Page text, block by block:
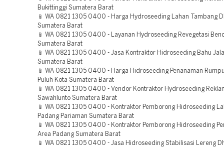
Bukittinggi Sumatera Barat
📱 WA 0821 1305 0400 - Harga Hydroseeding Lahan Tambang
Sumatera Barat
📱 WA 0821 1305 0400 - Layanan Hydroseeding Revegetasi
Sumatera Barat
📱 WA 0821 1305 0400 - Jasa Kontraktor Hidroseeding Bahu
Sumatera Barat
📱 WA 0821 1305 0400 - Harga Hidroseeding Penanaman
Puluh Kota Sumatera Barat
📱 WA 0821 1305 0400 - Vendor Kontraktor Hydroseeding
Sawahlunto Sumatera Barat
📱 WA 0821 1305 0400 - Kontraktor Pemborong Hidroseeding
Padang Pariaman Sumatera Barat
📱 WA 0821 1305 0400 - Kontraktor Pemborong Hidroseeding
Area Padang Sumatera Barat
📱 WA 0821 1305 0400 - Jasa Hidroseeding Stabilisasi Lereng